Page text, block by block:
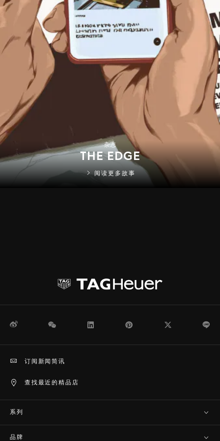
杂志
THE EDGE
阅读更多故事
微博 WeChat Pinterest
查找最近的精品店
订阅新闻简讯
系列
品牌